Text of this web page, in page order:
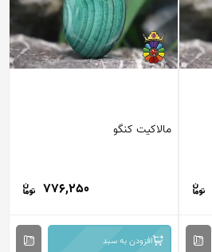
مالاکیت کنگو
776,250
افزودن به سبد